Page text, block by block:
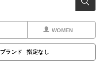
WOMEN
ブランド 指定なし